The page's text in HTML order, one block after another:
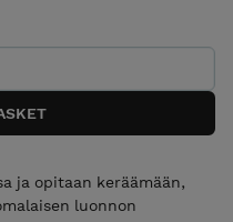
ja opitaan keräämään,
luonnon